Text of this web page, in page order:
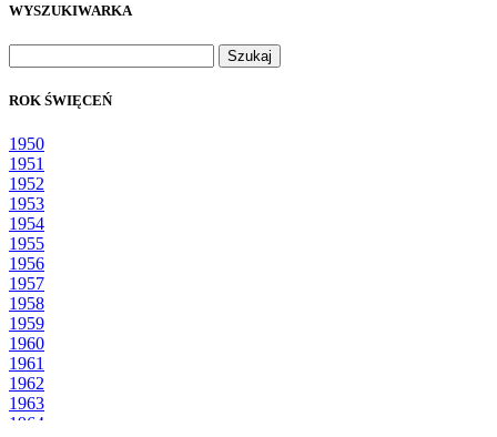
WYSZUKIWARKA
ROK ŚWIĘCEŃ
1950
1951
1952
1953
1954
1955
1956
1957
1958
1959
1960
1961
1962
1963
1964